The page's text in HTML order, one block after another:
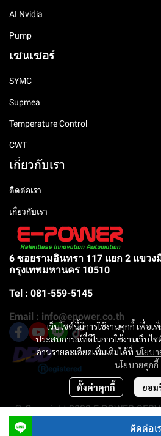
ติดต่อเ
เว็บไซต์นี้มีการใช้งานคุกกี้ เพื่อ
ประสบการณ์ที่ดีในการใช้งานเว็บไ
อ่านรายละเอียดเพิ่มเติมได้ที่ นโยบ
นโยบายคุกกี้
ตั้งค่าคุกกี้ ยอม
AI Nvidia
Pump
เซนเซอร์
SYMC
Supmea
Temperature Control
CWT
เกี่ยวกับเรา
ติดต่อเรา
เกี่ยวกับเรา
6 ซอยรามอินทรา 117 แยก 2 แขวง
กรุงเทพมหานคร 10510
Tel : 081-559-5145
Email : info@epower.co.th
© Copyright 2023 E-POWER
Reserved |